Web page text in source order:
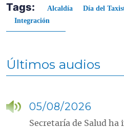
Tags: Alcaldía Día del
Integración
Últimos audios
05/08/2026
Secretaría de Salud ha